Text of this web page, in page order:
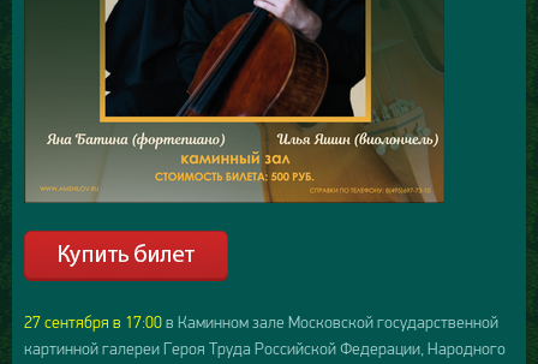
27 сентября в 17:00в Каминном зале Московской государственной
картинной галереи Героя Труда Российской Федерации, Народного